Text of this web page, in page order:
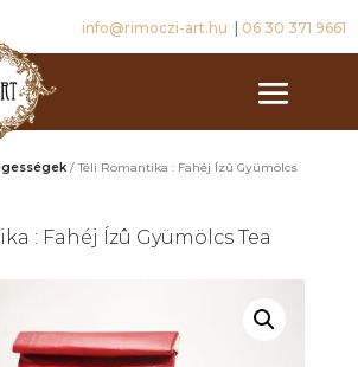
info@rimoczi-art.hu 06 30 371 9661
/ Téli Romantika : Fahéj Ízû Gyümölcs
: Fahéj Ízû Gyümölcs Tea